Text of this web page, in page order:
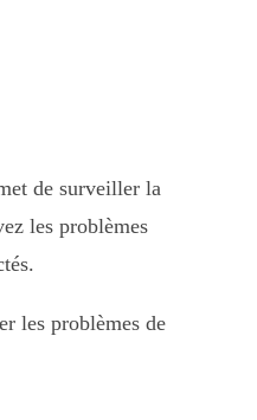
de surveiller la
les problèmes
les problèmes de